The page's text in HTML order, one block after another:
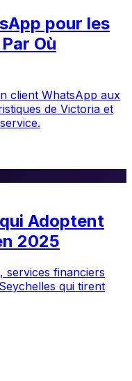
pour les
Où
client WhatsApp aux
de Victoria et
Adoptent
2025
services financiers
qui tirent